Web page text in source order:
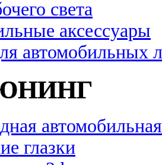
света
аксессуары
автомобильных
глазки